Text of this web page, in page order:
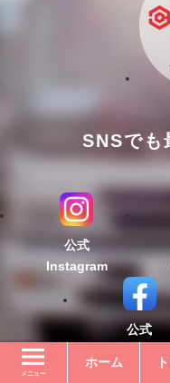
メニュー
ホーム
SNSでも
公式
Instagram
公式